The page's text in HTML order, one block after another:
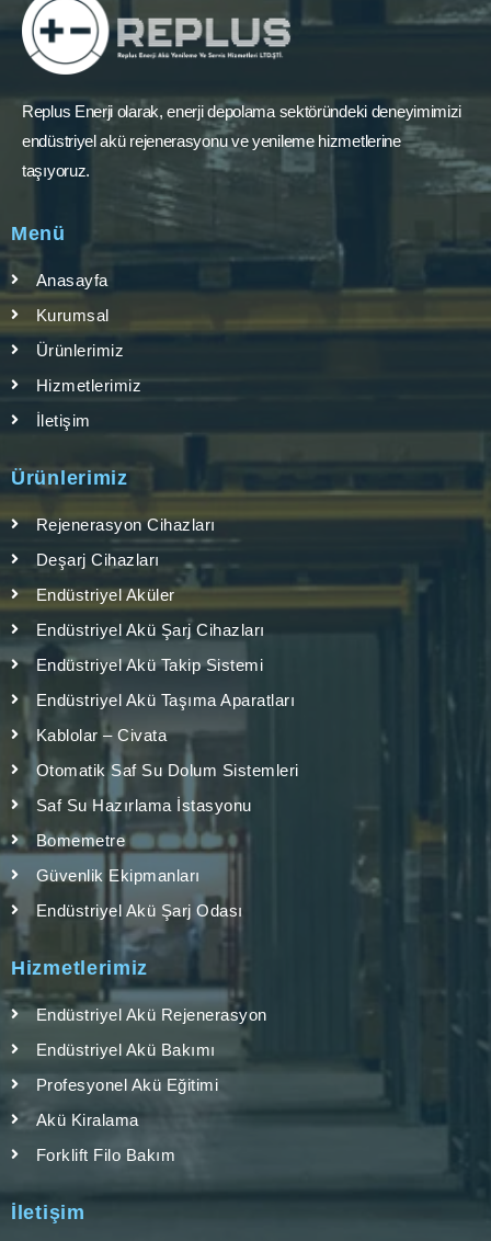
Replus Enerji olarak, enerji depolama sektöründeki deneyimimizi
endüstriyel akü rejenerasyonu ve yenileme hizmetlerine
taşıyoruz.
Menü
Anasayfa
Kurumsal
Ürünlerimiz
Hizmetlerimiz
İletişim
Ürünlerimiz
Rejenerasyon Cihazları
Deşarj Cihazları
Endüstriyel Aküler
Endüstriyel Akü Şarj Cihazları
Endüstriyel Akü Takip Sistemi
Endüstriyel Akü Taşıma Aparatları
Kablolar – Civata
Otomatik Saf Su Dolum Sistemleri
Saf Su Hazırlama İstasyonu
Bomemetre
Güvenlik Ekipmanları
Endüstriyel Akü Şarj Odası
Hizmetlerimiz
Endüstriyel Akü Rejenerasyon
Endüstriyel Akü Bakımı
Profesyonel Akü Eğitimi
Akü Kiralama
Forklift Filo Bakım
İletişim